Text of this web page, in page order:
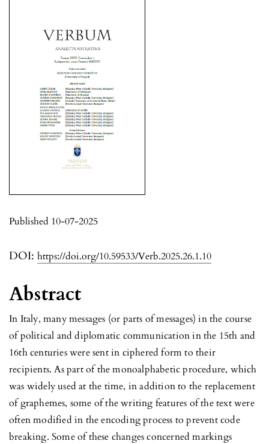
DOI: https://doi.org/10.59533/Verb.2025.26.1.10
Published 10-07-2025
Abstract
In Italy, many messages (or parts of messages) in the course
of political and diplomatic communication in the 15th and
16th centuries were sent in ciphered form to their
recipients. As part of the monoalphabetic procedure, which
was widely used at the time, in addition to the replacement
of graphemes, some of the writing features of the text were
often modified in the encoding process to prevent code
breaking. Some of these changes concerned markings